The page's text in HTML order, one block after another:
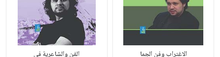
الاغتراب وفن الجما الفن والشاعرية في